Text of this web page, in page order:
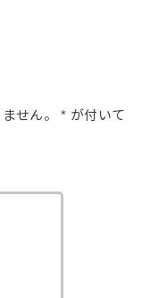
せん。 * が付いて